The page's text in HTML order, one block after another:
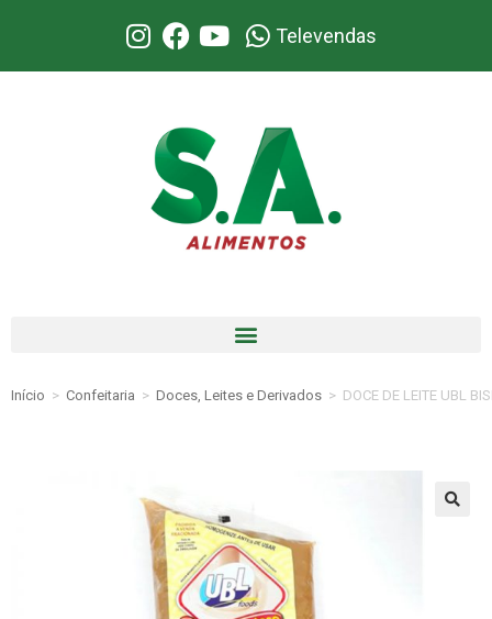
Televendas
Início > Confeitaria > Doces, Leites e Derivados > DOCE DE LEITE UBL